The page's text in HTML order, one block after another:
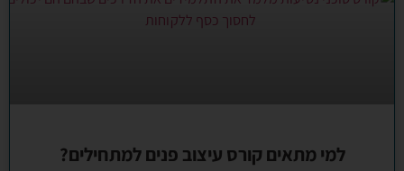
למי מתאים קורס עיצוב פנים למתחילים?